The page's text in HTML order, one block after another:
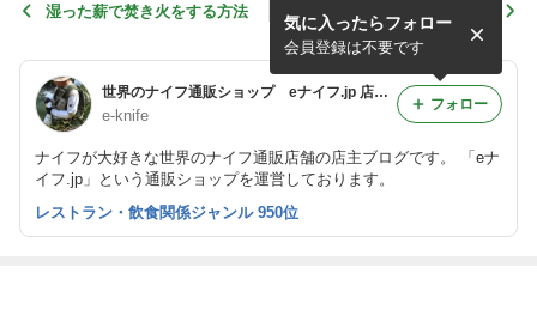
湿った薪で焚き火をする方法
炊飯器や飯ごうなしで、米を
炊く方法
世界のナイフ通販ショップ eナイフ.jp 店主のブログ
e-knife
ナイフが大好きな世界のナイフ通販店舗の店主ブログです。 「eナ
イフ.jp」という通販ショップを運営しております。
気に入ったらフォロー
会員登録は不要です
フォロー
レストラン・飲食関係ジャンル 950位